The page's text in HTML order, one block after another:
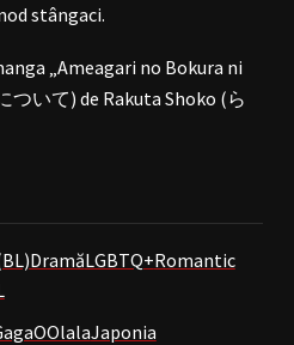
stângaci.
„Ameagari no Bokura ni
いて) de Rakuta Shoko (ら
DramăLGBTQ+Romantic
Japonia